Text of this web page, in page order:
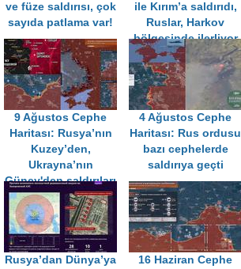
ve füze saldırısı, çok
sayıda patlama var!
ile Kırım’a saldırıdı,
Ruslar, Harkov
bölgesinde ilerliyor
9 Ağustos Cephe
Haritası: Rusya’nın
Kuzey’den,
Ukrayna’nın
Güney'den saldırıları
sürüyor
4 Ağustos Cephe
Haritası: Rus ordusu
bazı cephelerde
saldırıya geçti
Rusya’dan Dünya’ya
16 Haziran Cephe